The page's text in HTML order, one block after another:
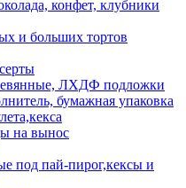
конфет, клубники
и больших тортов
ЛХДФ подложки
бумажная упаковка
на вынос
под пай-пирог,кексы и